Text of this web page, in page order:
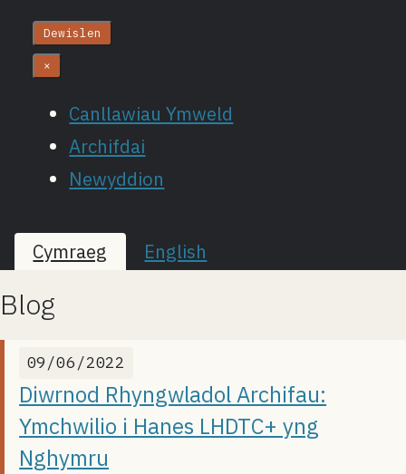
Dewislen
×
Canllawiau Ymweld
Archifdai
Newyddion
Cymraeg English
Blog
09/06/2022
Diwrnod Rhyngwladol Archifau:
Ymchwilio i Hanes LHDTC+ yng
Nghymru